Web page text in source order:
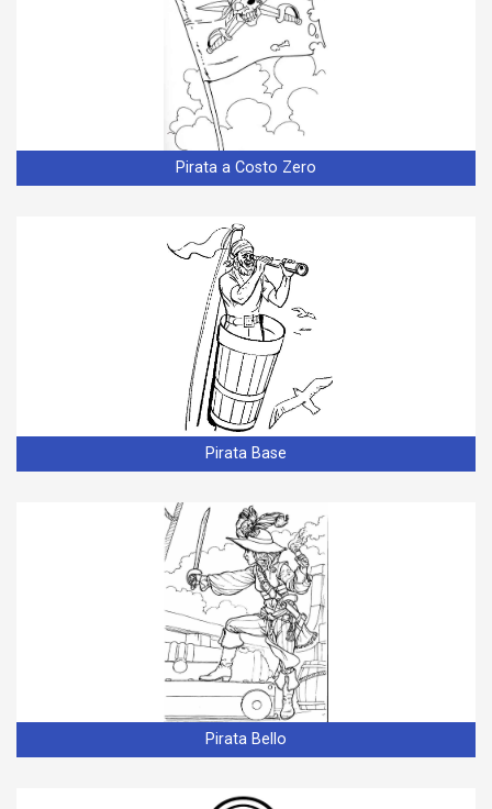
Pirata a Costo Zero
Pirata Base
Pirata Bello